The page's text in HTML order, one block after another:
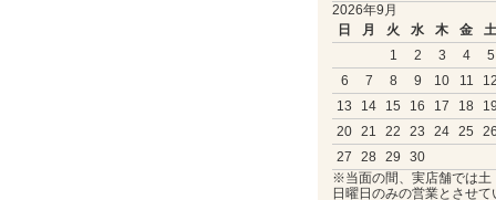
2026年9月
日
月 火 水 木 金
土
1
2 3 4
5
6
7 8 9 10 11
12
13
14 15 16 17 18
19
20 21 22 23 24 25
26
27
28 29
30
※当面の間、実店舗では土
日曜日のみの営業とさせて